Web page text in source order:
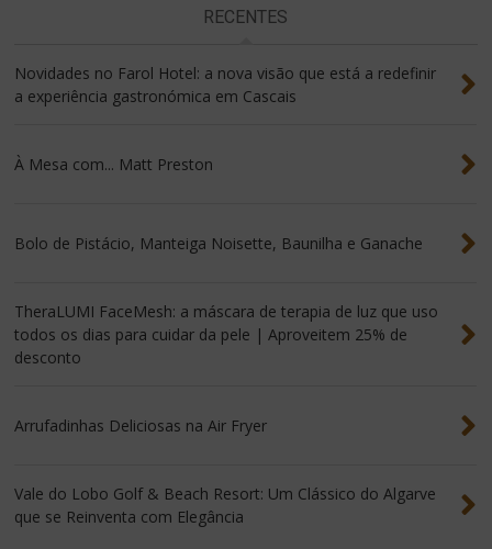
RECENTES
Novidades no Farol Hotel: a nova visão que está a redefinir
a experiência gastronómica em Cascais
À Mesa com... Matt Preston
Bolo de Pistácio, Manteiga Noisette, Baunilha e Ganache
TheraLUMI FaceMesh: a máscara de terapia de luz que uso
todos os dias para cuidar da pele | Aproveitem 25% de
desconto
Arrufadinhas Deliciosas na Air Fryer
Vale do Lobo Golf & Beach Resort: Um Clássico do Algarve
que se Reinventa com Elegância